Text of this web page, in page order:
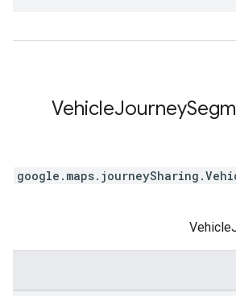
VehicleJourney
google.maps.journeySharing .